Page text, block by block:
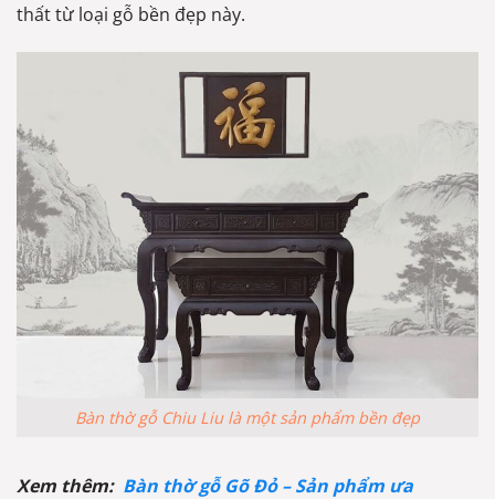
thất từ loại gỗ bền đẹp này.
Bàn thờ gỗ Chiu Liu là một sản phẩm bền đẹp
Xem thêm: Bàn thờ gỗ Gõ Đỏ – Sản phẩm ưa